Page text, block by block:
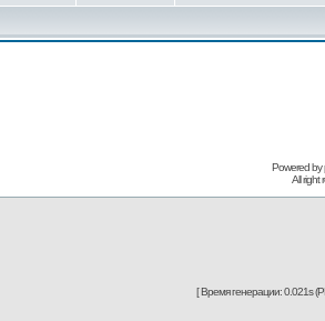
Powered
All right
[ Время генерации: 0.021s